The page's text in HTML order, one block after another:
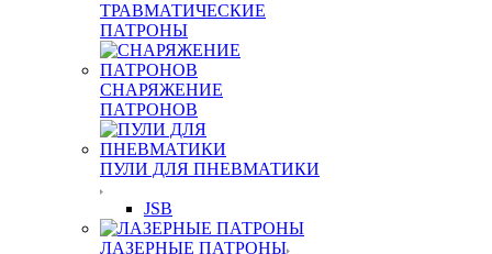
ТРАВМАТИЧЕСКИЕ
ПАТРОНЫ
СНАРЯЖЕНИЕ
ПАТРОНОВ
ПУЛИ ДЛЯ ПНЕВМАТИКИ
JSB
ЛАЗЕРНЫЕ ПАТРОНЫ